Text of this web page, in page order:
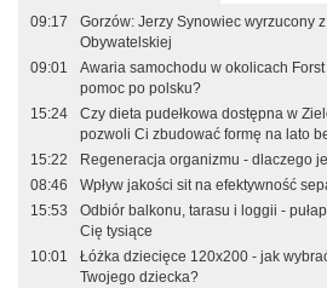
09:17
Gorzów: Jerzy Synowiec wyrzucony
Obywatelskiej
09:01
Awaria samochodu w okolicach
pomoc po polsku?
15:24
Czy dieta pudełkowa dostępna w
pozwoli Ci zbudować formę na lato
15:22
Regeneracja organizmu - dlaczego
08:46
Wpływ jakości sit na efektywność
15:53
Odbiór balkonu, tarasu i loggii -
Cię tysiące
10:01
Łóżka dziecięce 120x200 - jak
Twojego dziecka?